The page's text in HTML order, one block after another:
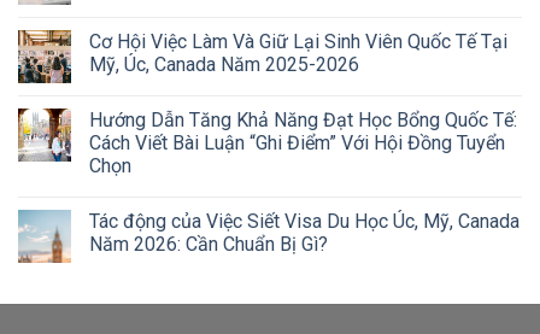
Cơ Hội Việc Làm Và Giữ Lại Sinh Viên Quốc Tế Tại
Mỹ, Úc, Canada Năm 2025-2026
Hướng Dẫn Tăng Khả Năng Đạt Học Bổng Quốc Tế:
Cách Viết Bài Luận “Ghi Điểm” Với Hội Đồng Tuyển
Chọn
Tác động của Việc Siết Visa Du Học Úc, Mỹ, Canada
Năm 2026: Cần Chuẩn Bị Gì?